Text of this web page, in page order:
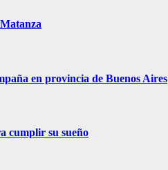
en provincia de Buenos Aires
cumplir su sueño